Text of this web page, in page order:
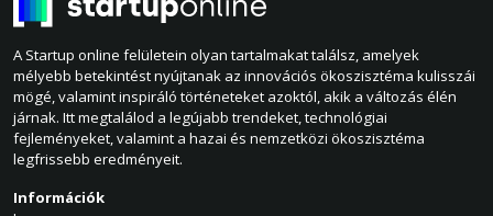
A Startup online felületein olyan tartalmakat találsz, amelyek
mélyebb betekintést nyújtanak az innovációs ökoszisztéma kulisszái
mögé, valamint inspiráló történeteket azoktól, akik a változás élén
járnak. Itt megtalálod a legújabb trendeket, technológiai
fejleményeket, valamint a hazai és nemzetközi ökoszisztéma
legfrissebb eredményeit.
Információk